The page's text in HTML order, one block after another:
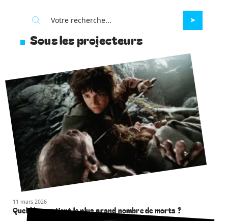
Sous les projecteurs
11 mars 2026
Quel film contient le plus grand nombre de morts ?